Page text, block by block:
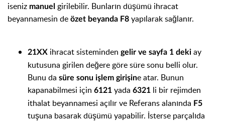
iseniz manuel girilebilir. Bunların düşümü ihracat
beyannamesin de özet beyanda F8 yapılarak sağlanır.
21XX ihracat sisteminden gelir ve sayfa 1 deki ay
kutusuna girilen değere göre süre sonu belli olur.
Bunu da süre sonu işlem girişine atar. Bunun
kapanabilmesi için 6121 yada 6321 li bir rejimden
ithalat beyannamesi açılır ve Referans alanında F5
tuşuna basarak düşümü yapabilir. İsterse parçalıda